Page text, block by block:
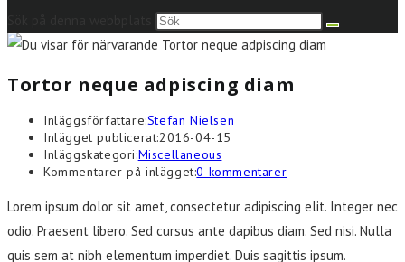
Tortor neque adpiscing diam
Inläggsförfattare:Stefan Nielsen
Inlägget publicerat:2016-04-15
Inläggskategori:Miscellaneous
Kommentarer på inlägget:0 kommentarer
Lorem ipsum dolor sit amet, consectetur adipiscing elit. Integer nec
odio. Praesent libero. Sed cursus ante dapibus diam. Sed nisi. Nulla
quis sem at nibh elementum imperdiet. Duis sagittis ipsum.